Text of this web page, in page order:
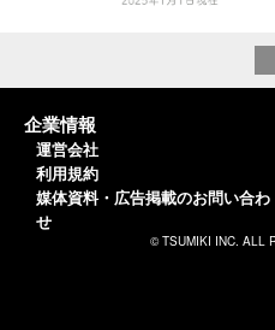
企業情報
運営会社
利用規約
媒体資料・広告掲載のお問い合わ
せ
© TSUMIKI INC. ALL